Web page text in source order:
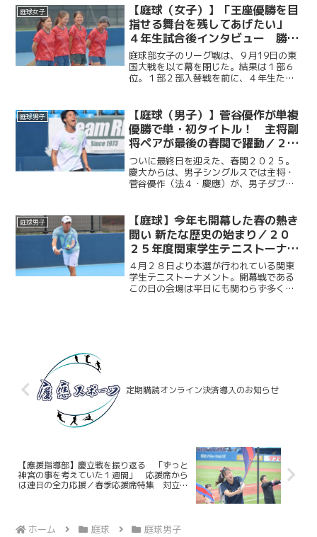
り、慶大庭球部の映えある実績と輝かし
い未来を象徴するような...
庭球女子
【庭球（女子）】「王座優勝を目
指せる舞台を残してあげたい」
４年生試合後インタビュー 勝利
掴めず１部６位で入替戦へ／関東
大学テニスリーグ1部vs東国大
庭球部女子のリーグ戦は、９月19日の東
国大戦を以て幕を閉じた。結果は１部６
位。１部２部入替戦を前に、４年生たち
今回は女子部４年生である、主将・大橋
麗美華選手（総４・光明...
庭球男子
【庭球（男子）】菅谷優作が単複
優勝で単・初タイトル！ 主将副
将ペアが最後の春関で躍動／２０
２５年関東学生テニストーナメン
ト大会（春関）
ついに最終日を迎えた、春関２０２５。
慶大からは、男子シングルスでは主将・
菅谷優作（法４・慶應）が、男子ダブル
シングルス決勝は、菅谷の１セットダウ
ンからスタート。それでも...
庭球男子
【庭球】今年も開幕した春の熱き
闘い 新たな歴史の始まり／２０
２５年度関東学生テニストーナメ
ント
４月２８日より本選が行われている関東
学生テニストーナメント。開幕戦である
この日の会場は平日にも関わらず多くの
定期購読オンライン決済導入のお知らせ
【應援指導部】慶立戦を振り返る 「ずっと
神宮の事を考えていた１週間」 応援席から
は連日の全力応援／春季応援席特集 対立教
ホーム 庭球 庭球男子